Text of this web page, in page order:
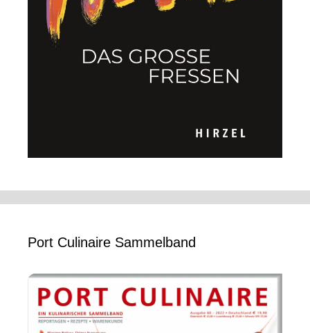
Port Culinaire Sammelband